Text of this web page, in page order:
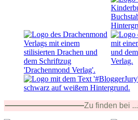
Zu finden bei ...